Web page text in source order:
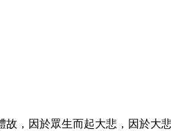
因於眾生而起大悲，因於大